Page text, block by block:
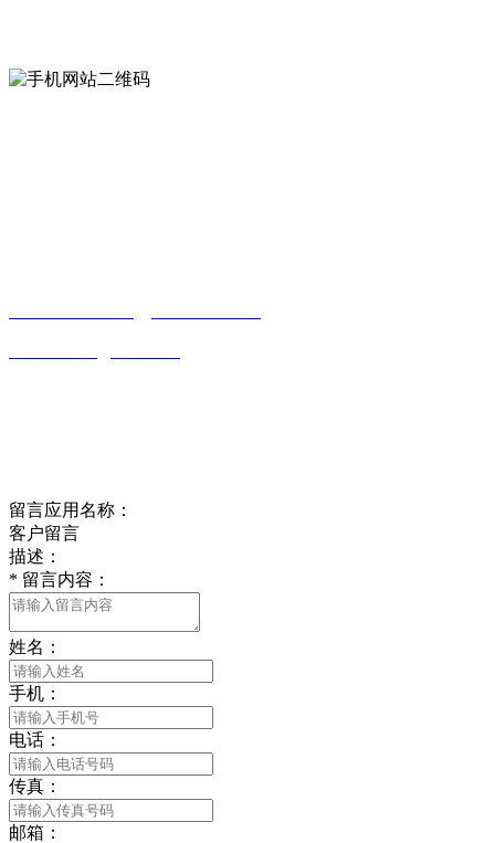
留言应用名称：
客户留言
描述：
* 留言内容：
姓名：
手机：
电话：
传真：
邮箱：